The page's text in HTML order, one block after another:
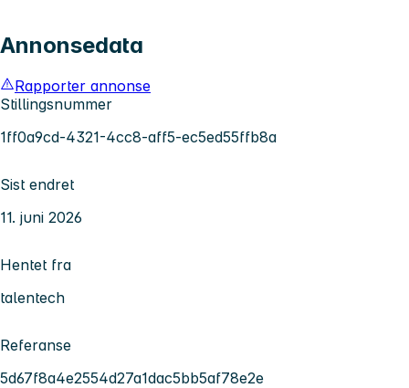
Annonsedata
Rapporter annonse
Stillingsnummer
1ff0a9cd-4321-4cc8-aff5-ec5ed55ffb8a
Sist endret
11. juni 2026
Hentet fra
talentech
Referanse
5d67f8a4e2554d27a1dac5bb5af78e2e